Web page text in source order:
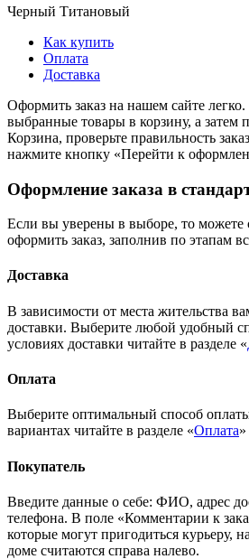
Черный Титановый
Как купить
Оплата
Доставка
Оформить заказ на нашем сайте легко.
выбранные товары в корзину, а затем
Корзина, проверьте правильность
нажмите кнопку «Перейти к
Оформление заказа в
Если вы уверены в выборе, то можете
оформить заказ, заполнив по этапам
Доставка
В зависимости от места жительства
доставки. Выберите любой удобный
условиях доставки читайте в разделе «
Оплата
Выберите оптимальный способ
вариантах читайте в разделе «Оплата»
Покупатель
Введите данные о себе: ФИО, адрес
телефона. В поле «Комментарии к
которые могут пригодиться курьеру,
доме считаются справа налево.